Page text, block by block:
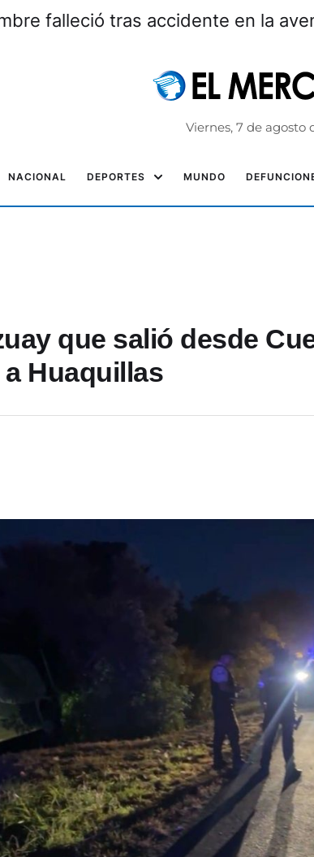
falleció tras accidente en la
Viernes, 7 de agosto
NACIONAL DEPORTES MUNDO
que salió desde
Huaquillas